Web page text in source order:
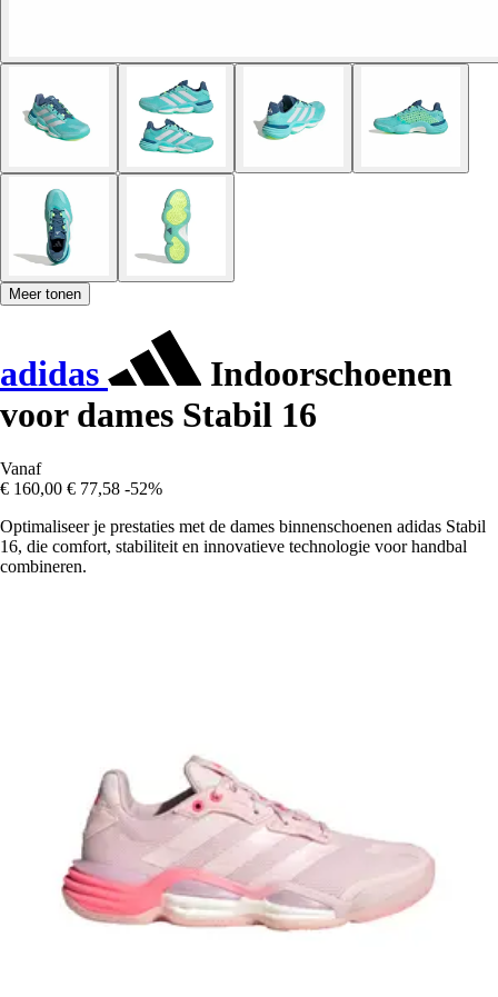
Meer tonen
adidas
Indoorschoenen
voor dames Stabil 16
Vanaf
€ 160,00 € 77,58 -52%
Optimaliseer je prestaties met de dames binnenschoenen adidas Stabil
16, die comfort, stabiliteit en innovatieve technologie voor handbal
combineren.